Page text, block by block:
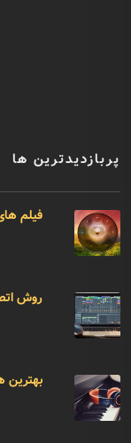
پربازدیدترین ها
فیلم
روش
بهترین